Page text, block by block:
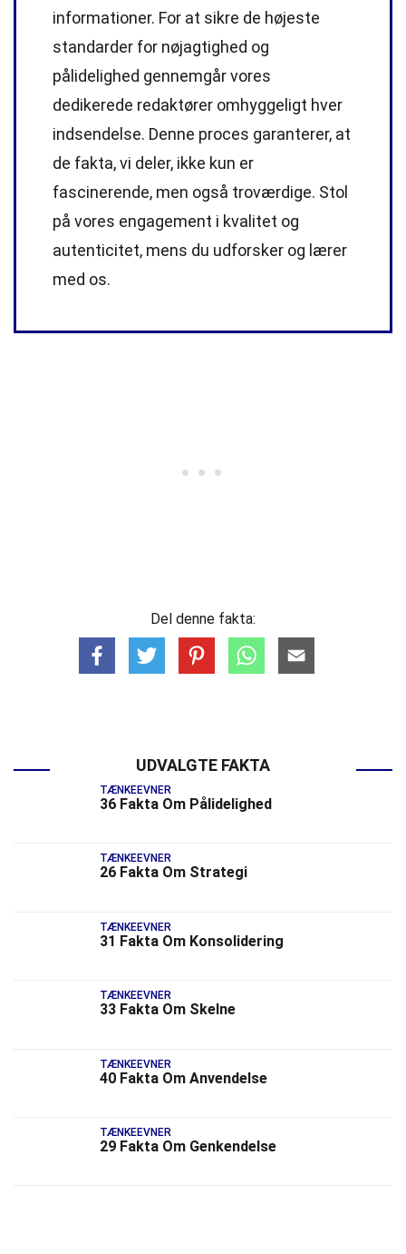
informationer. For at sikre de højeste
standarder for nøjagtighed og
pålidelighed gennemgår vores
dedikerede redaktører omhyggeligt hver
indsendelse. Denne proces garanterer, at
de fakta, vi deler, ikke kun er
fascinerende, men også troværdige. Stol
på vores engagement i kvalitet og
autenticitet, mens du udforsker og lærer
med os.
Del denne fakta:
UDVALGTE FAKTA
TÆNKEEVNER
36 Fakta Om Pålidelighed
TÆNKEEVNER
26 Fakta Om Strategi
TÆNKEEVNER
31 Fakta Om Konsolidering
TÆNKEEVNER
33 Fakta Om Skelne
TÆNKEEVNER
40 Fakta Om Anvendelse
TÆNKEEVNER
29 Fakta Om Genkendelse